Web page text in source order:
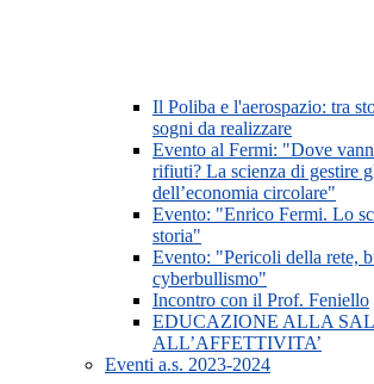
Il Poliba e l'aerospazio: tra
sogni da realizzare
Evento al Fermi: "Dove
rifiuti? La scienza di gestire
dell’economia circolare"
Evento: "Enrico Fermi. Lo
storia"
Evento: "Pericoli della rete,
cyberbullismo"
Incontro con il Prof. Feniello
EDUCAZIONE ALLA
ALL’AFFETTIVITA’
Eventi a.s. 2023-2024